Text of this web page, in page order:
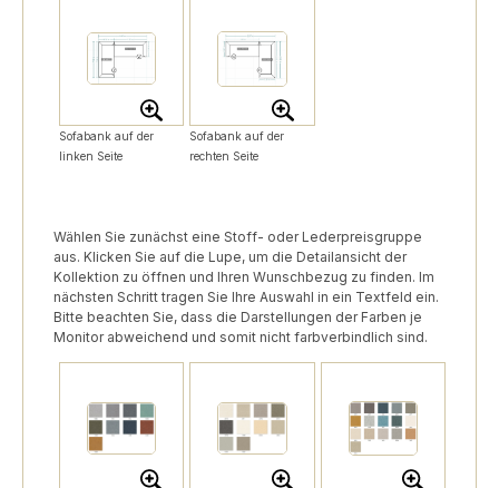
Sofabank auf der
linken Seite
Sofabank auf der
rechten Seite
Wählen Sie zunächst eine Stoff- oder Lederpreisgruppe
aus. Klicken Sie auf die Lupe, um die Detailansicht der
Kollektion zu öffnen und Ihren Wunschbezug zu finden. Im
nächsten Schritt tragen Sie Ihre Auswahl in ein Textfeld ein.
Bitte beachten Sie, dass die Darstellungen der Farben je
Monitor abweichend und somit nicht farbverbindlich sind.